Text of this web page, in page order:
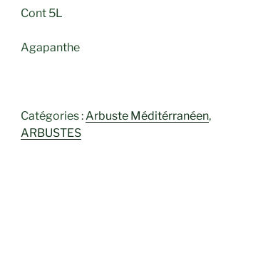
Cont 5L
Agapanthe
Catégories : Arbuste Méditérranéen,
ARBUSTES